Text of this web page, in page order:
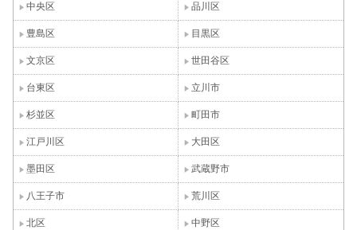
中央区 品川区
豊島区 目黒区
文京区 世田谷区
台東区 立川市
杉並区 町田市
江戸川区 大田区
墨田区 武蔵野市
八王子市 荒川区
北区 中野区